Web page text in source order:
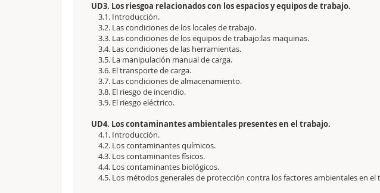
UD3. Los riesgoa relacionados con los espacios y equipos de trabajo.
3.1. Introducción.
3.2. Las condiciones de los locales de trabajo.
3.3. Las condiciones de los equipos de trabajo:las maquinas.
3.4. Las condiciones de las herramientas.
3.5. La manipulación manual de carga.
3.6. El transporte de carga.
3.7. Las condiciones de almacenamiento.
3.8. El riesgo de incendio.
3.9. El riesgo eléctrico.
UD4. Los contaminantes ambientales presentes en el trabajo.
4.1. Introducción.
4.2. Los contaminantes químicos.
4.3. Los contaminantes físicos.
4.4. Los contaminantes biológicos.
4.5. Los métodos generales de protección contra los factores ambientales en el